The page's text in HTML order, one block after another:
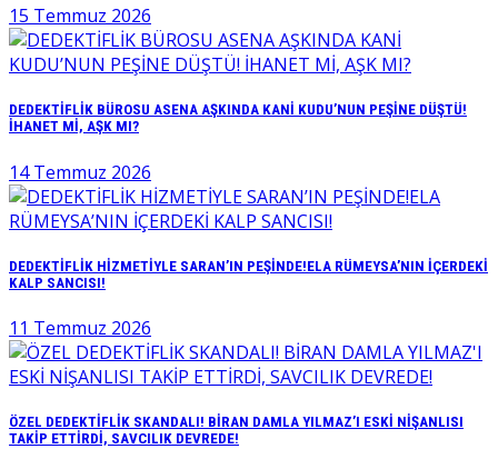
15 Temmuz 2026
DEDEKTİFLİK BÜROSU ASENA AŞKINDA KANİ KUDU’NUN PEŞİNE DÜŞTÜ!
İHANET Mİ, AŞK MI?
14 Temmuz 2026
DEDEKTİFLİK HİZMETİYLE SARAN’IN PEŞİNDE!ELA RÜMEYSA’NIN İÇERDEKİ
KALP SANCISI!
11 Temmuz 2026
ÖZEL DEDEKTİFLİK SKANDALI! BİRAN DAMLA YILMAZ’I ESKİ NİŞANLISI
TAKİP ETTİRDİ, SAVCILIK DEVREDE!